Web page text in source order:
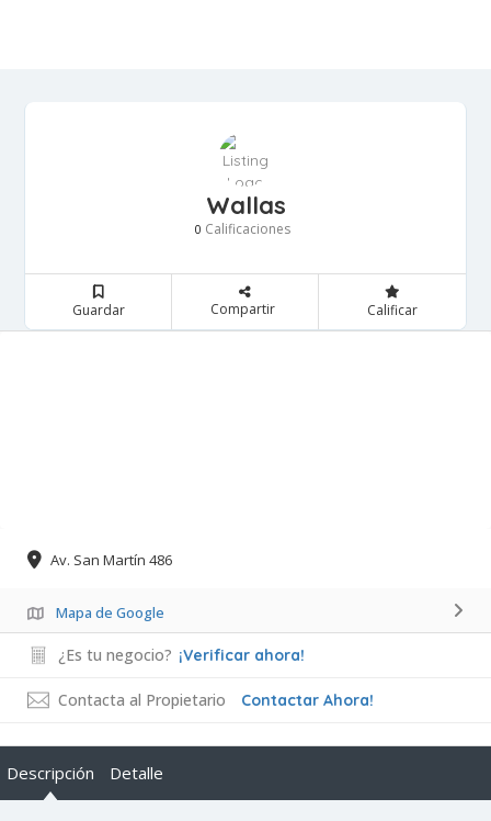
Wallas
0 Calificaciones
Guardar Compartir Calificar
Av. San Martín 486
Mapa de Google
¿Es tu negocio? ¡Verificar ahora!
Contacta al Propietario Contactar Ahora!
Descripción Detalle